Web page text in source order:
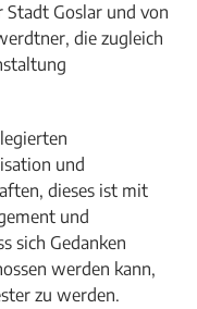
Goslar und von
die zugleich
und
dieses ist mit
und
sich Gedanken
werden kann,
zu werden.